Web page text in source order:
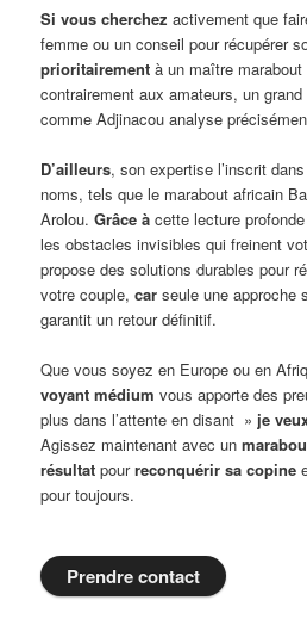
Si vous cherchez activement que
femme ou un conseil pour récupérer
prioritairement à un maître marabout
contrairement aux amateurs, un
comme Adjinacou analyse
D’ailleurs, son expertise l’inscrit
noms, tels que le marabout africain
Arolou.Grâce à cette lecture
les obstacles invisibles qui freinent
propose des solutions durables pour
votre couple,car seule une approche
garantit un retour définitif.
Que vous soyez en Europe ou en
voyant médium vous apporte des
plus dans l’attente en disant » je
Agissez maintenant avec un
résultat pourreconquérir sa copine
pour toujours.
Prendre contact